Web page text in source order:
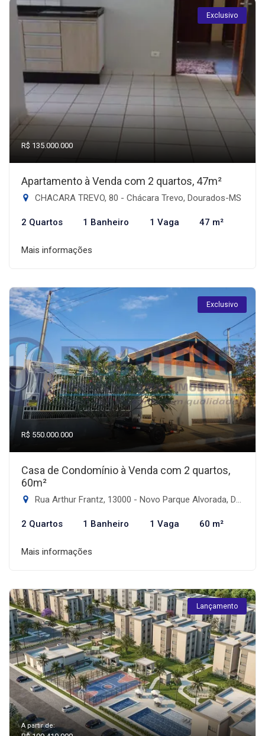
Exclusivo
R$ 135.000.000
Apartamento à Venda com 2 quartos, 47m²
CHACARA TREVO, 80 - Chácara Trevo, Dourados-MS
2 Quartos 1 Banheiro 1 Vaga 47 m²
Mais informações
Exclusivo
R$ 550.000.000
Casa de Condomínio à Venda com 2 quartos,
60m²
Rua Arthur Frantz, 13000 - Novo Parque Alvorada, Dourados-MS
2 Quartos 1 Banheiro 1 Vaga 60 m²
Mais informações
Lançamento
A partir de: